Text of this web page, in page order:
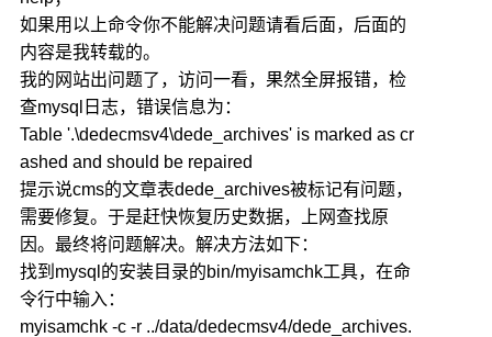
如果用以上命令你不能解决问题请看后面，后面的
内容是我转载的。
我的网站出问题了，访问一看，果然全屏报错，检
查mysql日志，错误信息为：
Table '.\dedecmsv4\dede_archives' is marked as cr
ashed and should be repaired
提示说cms的文章表dede_archives被标记有问题，
需要修复。于是赶快恢复历史数据，上网查找原
因。最终将问题解决。解决方法如下：
找到mysql的安装目录的bin/myisamchk工具，在命
令行中输入：
myisamchk -c -r ../data/dedecmsv4/dede_archives.